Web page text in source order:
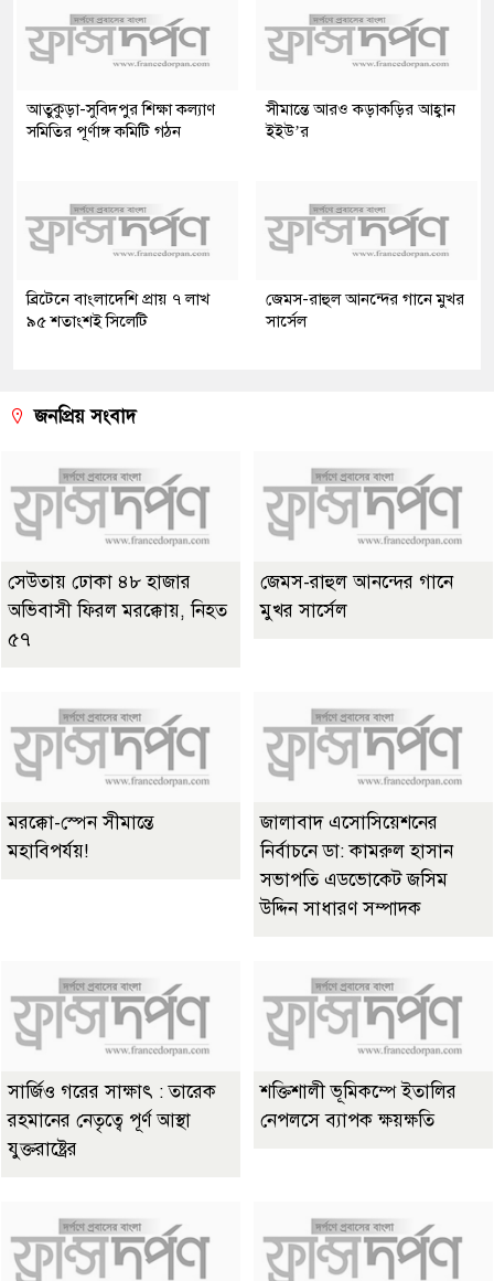
আতুকুড়া-সুবিদপুর শিক্ষা কল্যাণ
সমিতির পূর্ণাঙ্গ কমিটি গঠন
সীমান্তে আরও কড়াকড়ির আহ্বান
ইইউ’র
ব্রিটেনে বাংলাদেশি প্রায় ৭ লাখ
৯৫ শতাংশই সিলেটি
জেমস-রাহুল আনন্দের গানে মুখর
সার্সেল
জনপ্রিয় সংবাদ
সেউতায় ঢোকা ৪৮ হাজার
অভিবাসী ফিরল মরক্কোয়, নিহত
৫৭
জেমস-রাহুল আনন্দের গানে
মুখর সার্সেল
মরক্কো-স্পেন সীমান্তে
মহাবিপর্যয়!
জালাবাদ এসোসিয়েশনের
নির্বাচনে ডা: কামরুল হাসান
সভাপতি এডভোকেট জসিম
উদ্দিন সাধারণ সম্পাদক
সার্জিও গরের সাক্ষাৎ : তারেক
রহমানের নেতৃত্বে পূর্ণ আস্থা
যুক্তরাষ্ট্রের
শক্তিশালী ভূমিকম্পে ইতালির
নেপলসে ব্যাপক ক্ষয়ক্ষতি